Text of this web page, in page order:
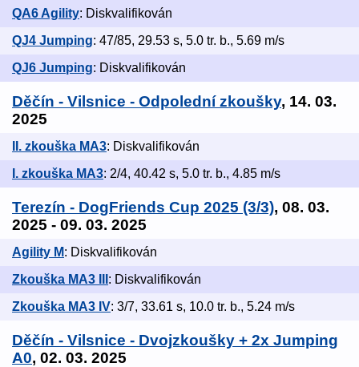
QA6 Agility: Diskvalifikován
QJ4 Jumping: 47/85, 29.53 s, 5.0 tr. b., 5.69 m/s
QJ6 Jumping: Diskvalifikován
Děčín - Vilsnice - Odpolední zkoušky, 14. 03.
2025
II. zkouška MA3: Diskvalifikován
I. zkouška MA3: 2/4, 40.42 s, 5.0 tr. b., 4.85 m/s
Terezín - DogFriends Cup 2025 (3/3), 08. 03.
2025 - 09. 03. 2025
Agility M: Diskvalifikován
Zkouška MA3 III : Diskvalifikován
Zkouška MA3 IV: 3/7, 33.61 s, 10.0 tr. b., 5.24 m/s
Děčín - Vilsnice - Dvojzkoušky + 2x Jumping
A0, 02. 03. 2025